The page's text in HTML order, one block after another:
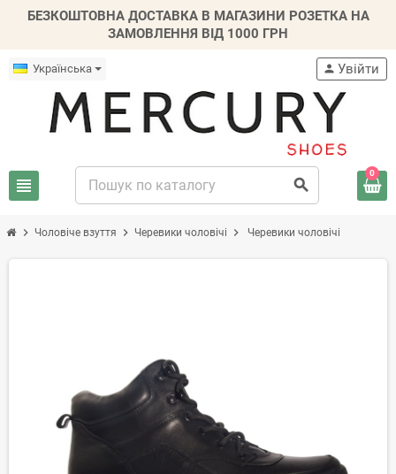
БЕЗКОШТОВНА ДОСТАВКА В МАГАЗИНИ РОЗЕТКА НА
ЗАМОВЛЕННЯ ВІД 1000 ГРН
Українська
view_headline search
person Увійти
0
chevron_right Чоловіче взуття chevron_right Черевики чоловічі chevron_right Черевики чоловічі